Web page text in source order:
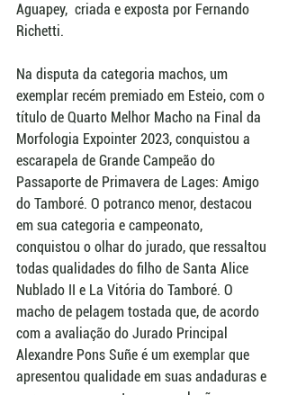
Aguapey,  criada e exposta por Fernando
Richetti.
Na disputa da categoria machos, um
exemplar recém premiado em Esteio, com o
título de Quarto Melhor Macho na Final da
Morfologia Expointer 2023, conquistou a
escarapela de Grande Campeão do
Passaporte de Primavera de Lages: Amigo
do Tamboré. O potranco menor, destacou
em sua categoria e campeonato,
conquistou o olhar do jurado, que ressaltou
todas qualidades do filho de Santa Alice
Nublado II e La Vitória do Tamboré. O
macho de pelagem tostada que, de acordo
com a avaliação do Jurado Principal
Alexandre Pons Suñe é um exemplar que
apresentou qualidade em suas andaduras e